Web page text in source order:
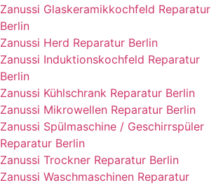
Zanussi Glaskeramikkochfeld Reparatur
Berlin
Zanussi Herd Reparatur Berlin
Zanussi Induktionskochfeld Reparatur
Berlin
Zanussi Kühlschrank Reparatur Berlin
Zanussi Mikrowellen Reparatur Berlin
Zanussi Spülmaschine / Geschirrspüler
Reparatur Berlin
Zanussi Trockner Reparatur Berlin
Zanussi Waschmaschinen Reparatur